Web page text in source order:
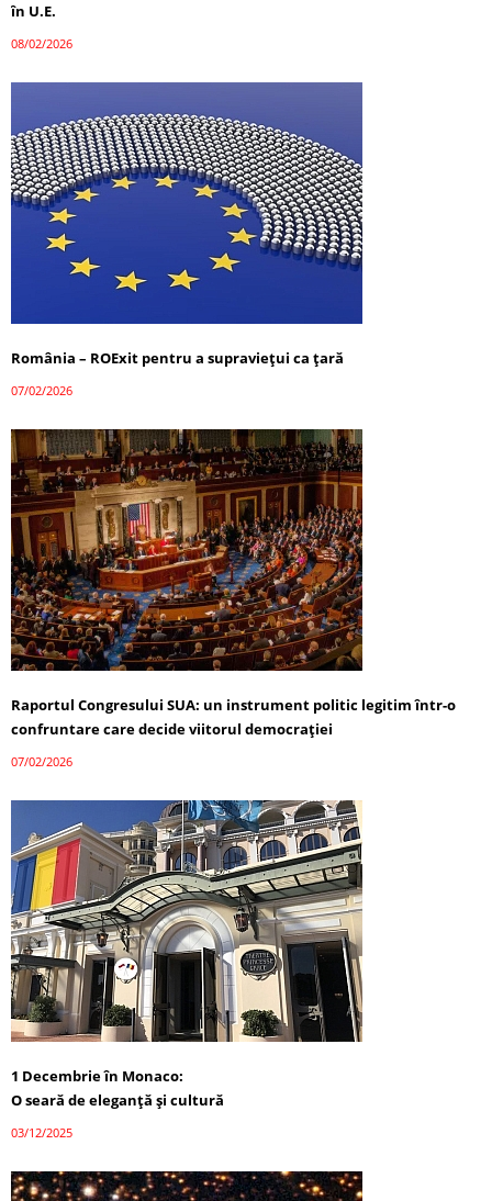
în U.E.
08/02/2026
România – ROExit pentru a supraviețui ca țară
07/02/2026
Raportul Congresului SUA: un instrument politic legitim într-o
confruntare care decide viitorul democrației
07/02/2026
1 Decembrie în Monaco:
O seară de eleganță și cultură
03/12/2025